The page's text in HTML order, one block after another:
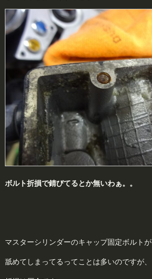
ボルト折損で錆びてるとか無いわぁ。。
マスターシリンダーのキャップ固定ボルトが
舐めてしまってるってことは多いのですが、